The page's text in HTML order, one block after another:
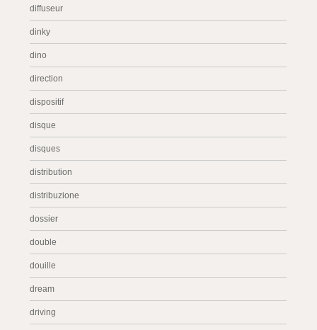
diffuseur
dinky
dino
direction
dispositif
disque
disques
distribution
distribuzione
dossier
double
douille
dream
driving